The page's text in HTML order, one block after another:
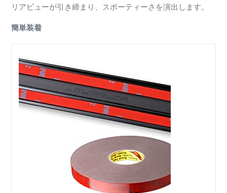
リアビューが引き締まり、スポーティーさを演出します。
簡単装着